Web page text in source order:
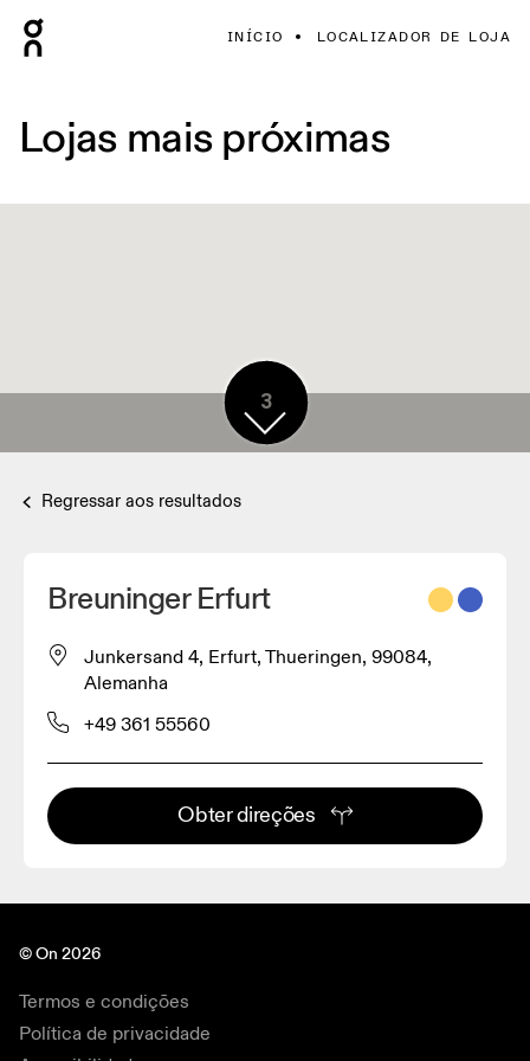
INÍCIO LOCALIZADOR DE LOJA
Lojas mais próximas
3
Regressar aos resultados
Breuninger Erfurt
Junkersand 4, Erfurt, Thueringen, 99084,
Alemanha
+49 361 55560
Obter direções
© On 2026
Termos e condições
Política de privacidade